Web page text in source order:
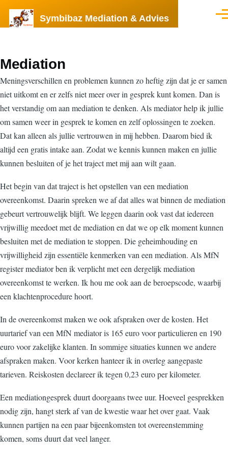
Symbibaz Mediation & Advies
Mediation
Meningsverschillen en problemen kunnen zo heftig zijn dat je er samen
niet uitkomt en er zelfs niet meer over in gesprek kunt komen. Dan is
het verstandig om aan mediation te denken. Als mediator help ik jullie
om samen weer in gesprek te komen en zelf oplossingen te zoeken.
Dat kan alleen als jullie vertrouwen in mij hebben. Daarom bied ik
altijd een gratis intake aan. Zodat we kennis kunnen maken en jullie
kunnen besluiten of je het traject met mij aan wilt gaan.
Het begin van dat traject is het opstellen van een mediation
overeenkomst. Daarin spreken we af dat alles wat binnen de mediation
gebeurt vertrouwelijk blijft. We leggen daarin ook vast dat iedereen
vrijwillig meedoet met de mediation en dat we op elk moment kunnen
besluiten met de mediation te stoppen. Die geheimhouding en
vrijwilligheid zijn essentiële kenmerken van een mediation. Als MfN
register mediator ben ik verplicht met een dergelijk mediation
overeenkomst te werken. Ik hou me ook aan de beroepscode, waarbij
een klachtenprocedure hoort.
In de overeenkomst maken we ook afspraken over de kosten. Het
uurtarief van een MfN mediator is 165 euro voor particulieren en 190
euro voor zakelijke klanten. In sommige situaties kunnen we andere
afspraken maken. Voor kerken hanteer ik in overleg aangepaste
tarieven. Reiskosten declareer ik tegen 0,23 euro per kilometer.
Een mediationgesprek duurt doorgaans twee uur. Hoeveel gesprekken
nodig zijn, hangt sterk af van de kwestie waar het over gaat. Vaak
kunnen partijen na een paar bijeenkomsten tot overeenstemming
komen, soms duurt dat veel langer.